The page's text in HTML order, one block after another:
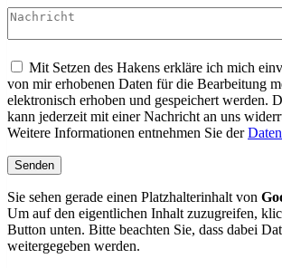
Mit Setzen des Hakens erkläre ich mich
von mir erhobenen Daten für die Bearbeitung
elektronisch erhoben und gespeichert werden.
kann jederzeit mit einer Nachricht an uns
Weitere Informationen entnehmen Sie der
Sie sehen gerade einen Platzhalterinhalt von
Um auf den eigentlichen Inhalt zuzugreifen,
Button unten. Bitte beachten Sie, dass dabei
weitergegeben werden.